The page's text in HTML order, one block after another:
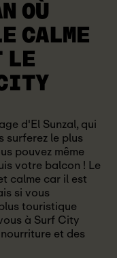
OÙ
CALME
LE
d'El Sunzal, qui
surferez le plus
pouvez même
votre balcon ! Le
calme car il est
si vous
touristique
à Surf City
et des